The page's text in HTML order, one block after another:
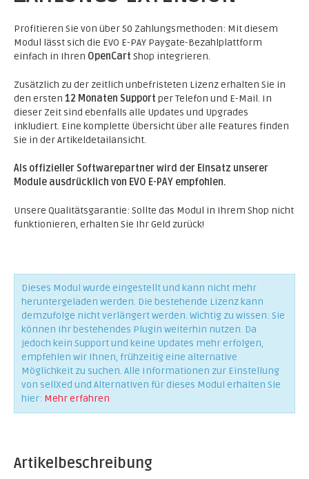
Profitieren Sie von über 50 Zahlungsmethoden: Mit diesem
Modul lässt sich die EVO E-PAY Paygate-Bezahlplattform
einfach in Ihren OpenCart Shop integrieren.
Zusätzlich zu der zeitlich unbefristeten Lizenz erhalten Sie in
den ersten 12 Monaten Support per Telefon und E-Mail. In
dieser Zeit sind ebenfalls alle Updates und Upgrades
inkludiert. Eine komplette Übersicht über alle Features finden
Sie in der Artikeldetailansicht.
Als offizieller Softwarepartner wird der Einsatz unserer
Module ausdrücklich von EVO E-PAY empfohlen.
Unsere Qualitätsgarantie: Sollte das Modul in Ihrem Shop nicht
funktionieren, erhalten Sie Ihr Geld zurück!
Dieses Modul wurde eingestellt und kann nicht mehr
heruntergeladen werden. Die bestehende Lizenz kann
demzufolge nicht verlängert werden. Wichtig zu wissen: Sie
können Ihr bestehendes Plugin weiterhin nutzen. Da
jedoch kein Support und keine Updates mehr erfolgen,
empfehlen wir Ihnen, frühzeitig eine alternative
Möglichkeit zu suchen. Alle Informationen zur Einstellung
von sellXed und Alternativen für dieses Modul erhalten Sie
hier: Mehr erfahren
Artikelbeschreibung